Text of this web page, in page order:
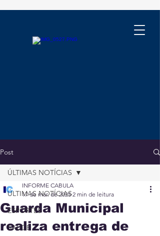
Post
ÚLTIMAS NOTÍCIAS
ESPORTES
SAÚDE
ÚLTIMAS NOTÍCIAS
Guarda Municipal
realiza entrega de
INFORME CABULA
17 de mar. de 2025 2 min de leitura